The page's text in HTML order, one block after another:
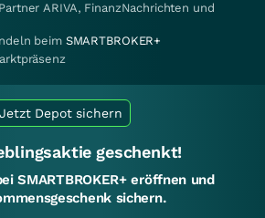
ARIVA, FinanzNachrichten und
beim SMARTBROKER+
Jetzt Depot sichern
geschenkt!
SMARTBROKER+ eröffnen und
sichern.